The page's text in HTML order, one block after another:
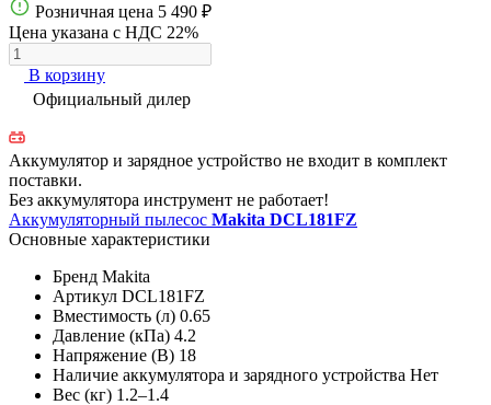
Розничная цена 5 490 ₽
Цена указана с НДС 22%
В корзину
Официальный дилер
Аккумулятор и зарядное устройство не входит в комплект
поставки.
Без аккумулятора инструмент не работает!
Аккумуляторный пылесос Makita DCL181FZ
Основные характеристики
Бренд Makita
Артикул DCL181FZ
Вместимость (л) 0.65
Давление (кПа) 4.2
Напряжение (В) 18
Наличие аккумулятора и зарядного устройства Нет
Вес (кг) 1.2–1.4